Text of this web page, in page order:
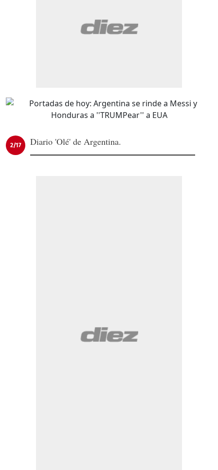
2/17 Diario 'Olé' de Argentina.